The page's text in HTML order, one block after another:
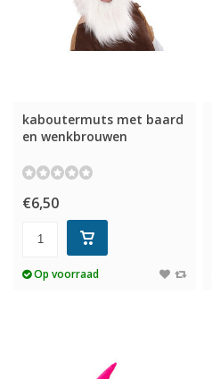
kaboutermuts met baard
en wenkbrouwen
€6,50
Op voorraad